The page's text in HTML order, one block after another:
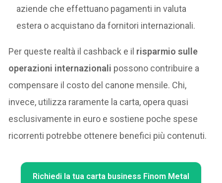
aziende che effettuano pagamenti in valuta
estera o acquistano da fornitori internazionali.
Per queste realtà il cashback e il risparmio sulle
operazioni internazionali possono contribuire a
compensare il costo del canone mensile. Chi,
invece, utilizza raramente la carta, opera quasi
esclusivamente in euro e sostiene poche spese
ricorrenti potrebbe ottenere benefici più contenuti.
Richiedi la tua carta business Finom Metal